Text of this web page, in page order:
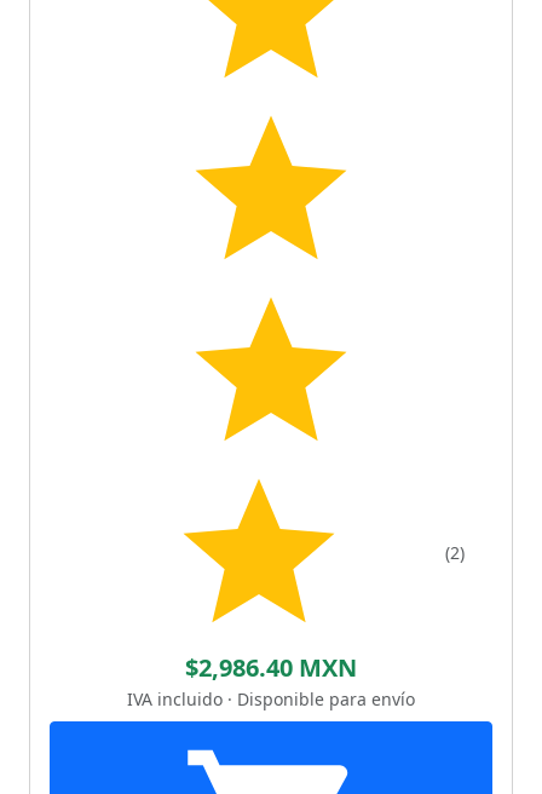
(2)
$2,986.40 MXN
IVA incluido · Disponible para envío